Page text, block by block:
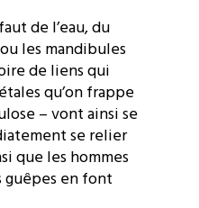
de l’eau, du
les mandibules
de liens qui
qu’on frappe
– vont ainsi se
se relier
que les hommes
en font